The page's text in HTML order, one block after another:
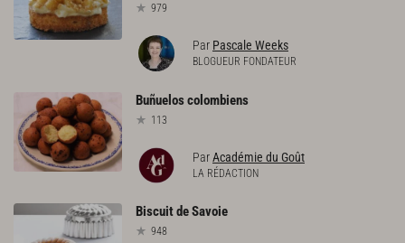
979
Par Pascale Weeks
BLOGUEUR FONDATEUR
Buñueloscolombiens
113
ParAcadémie du Goût
LA RÉDACTION
BiscuitdeSavoie
948